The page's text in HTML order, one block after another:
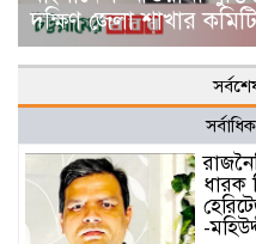
দক্ষিণ জেলা শাখার
ধারক
-